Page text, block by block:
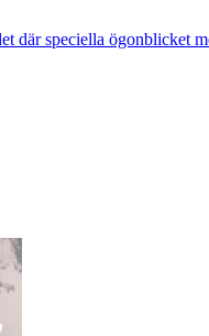
där speciella ögonblicket